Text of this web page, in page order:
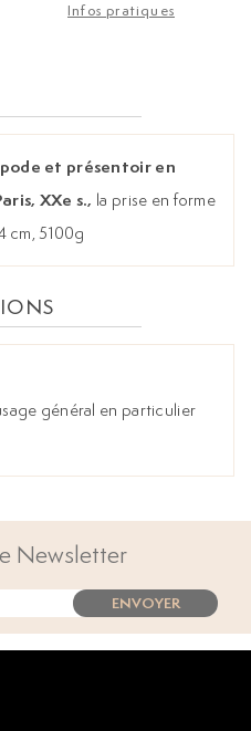
Infos pratiques
et présentoir en
XXe s., la prise en forme
cm, 5100g
général en particulier
Newsletter
ENVOYER